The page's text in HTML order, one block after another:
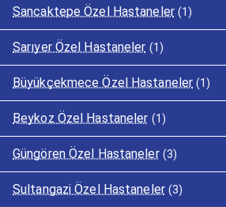
Sancaktepe Özel Hastaneler (1)
Sarıyer Özel Hastaneler (1)
Büyükçekmece Özel Hastaneler (1)
Beykoz Özel Hastaneler (1)
Güngören Özel Hastaneler (3)
Sultangazi Özel Hastaneler (3)